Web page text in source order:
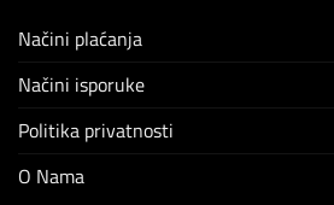
Načini plaćanja
Načini isporuke
Politika privatnosti
O Nama